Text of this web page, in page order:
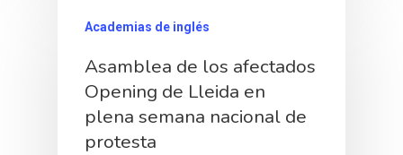
Academias de inglés
Asamblea de los afectados
Opening de Lleida en
plena semana nacional de
protesta